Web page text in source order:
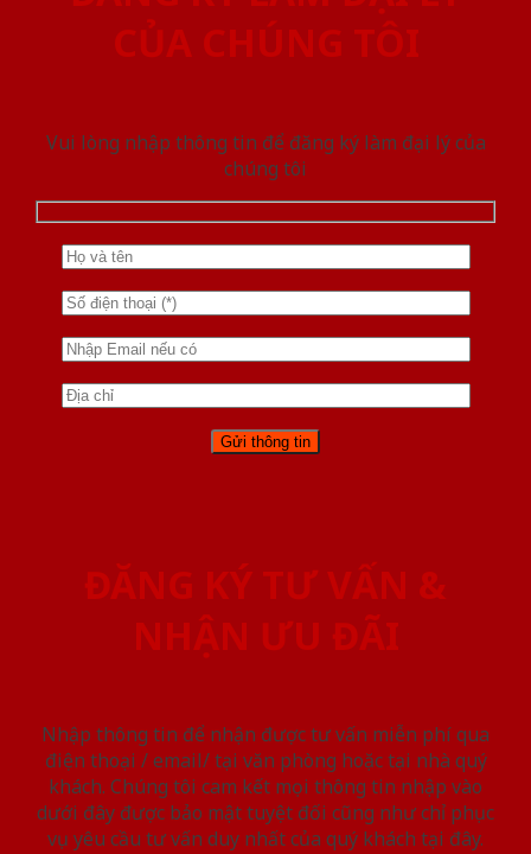
CỦA CHÚNG TÔI
Vui lòng nhập thông tin để đăng ký làm đại lý của
chúng tôi
ĐĂNG KÝ TƯ VẤN &
NHẬN ƯU ĐÃI
Nhập thông tin để nhận được tư vấn miễn phí qua
điện thoại / email/ tại văn phòng hoặc tại nhà quý
khách. Chúng tôi cam kết mọi thông tin nhập vào
dưới đây được bảo mật tuyệt đối cũng như chỉ phục
vụ yêu cầu tư vấn duy nhất của quý khách tại đây.